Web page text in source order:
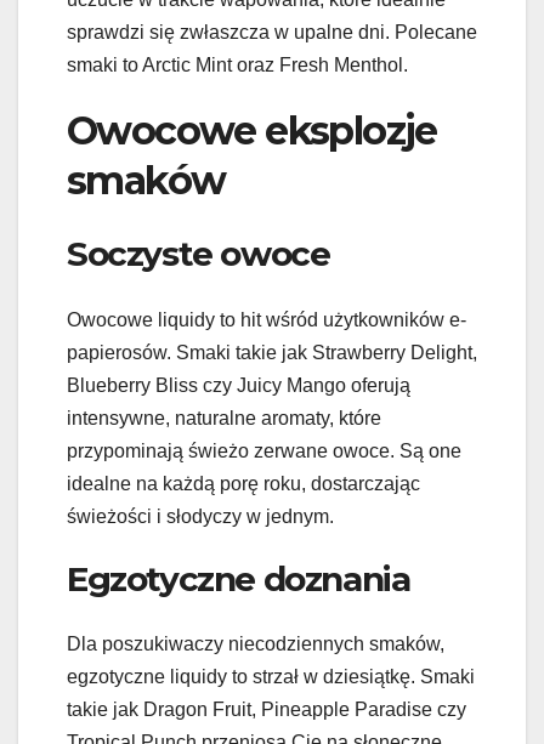
sprawdzi się zwłaszcza w upalne dni. Polecane
smaki to Arctic Mint oraz Fresh Menthol.
Owocowe eksplozje
smaków
Soczyste owoce
Owocowe liquidy to hit wśród użytkowników e-
papierosów. Smaki takie jak Strawberry Delight,
Blueberry Bliss czy Juicy Mango oferują
intensywne, naturalne aromaty, które
przypominają świeżo zerwane owoce. Są one
idealne na każdą porę roku, dostarczając
świeżości i słodyczy w jednym.
Egzotyczne doznania
Dla poszukiwaczy niecodziennych smaków,
egzotyczne liquidy to strzał w dziesiątkę. Smaki
takie jak Dragon Fruit, Pineapple Paradise czy